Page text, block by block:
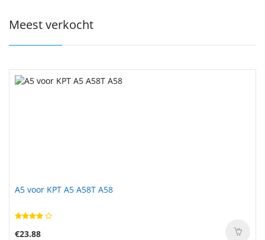
Meest verkocht
A5 voor KPT A5 A58T A58
€23.88